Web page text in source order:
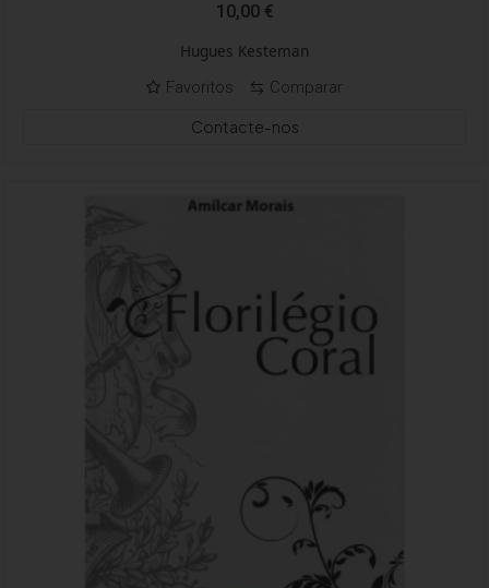
10,00 €
Hugues Kesteman
Favoritos
Comparar
Contacte-nos